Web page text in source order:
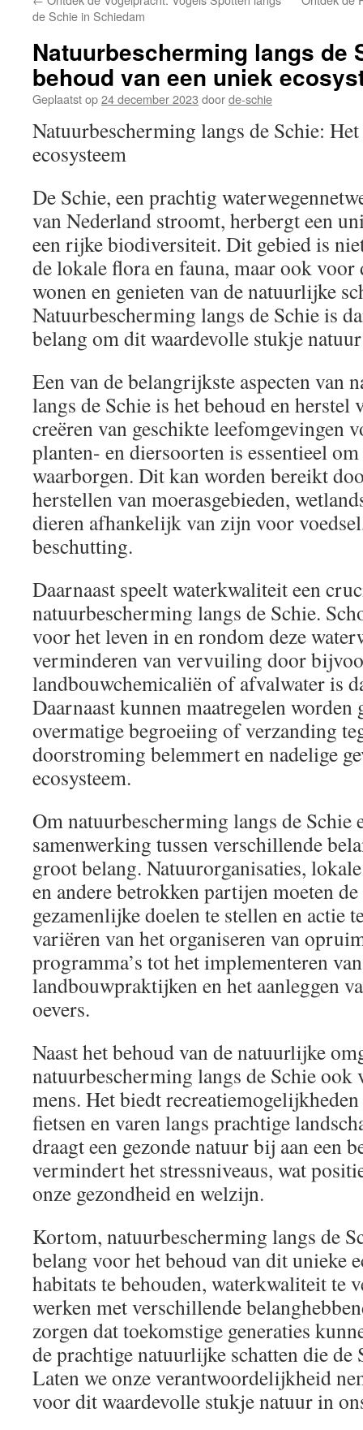
inhoud
de Schie in Schiedam
Natuurbescherming langs de
behoud van een uniek
Geplaatst op24 december 2023 doorde-schie
Natuurbescherming langs de Schie:
ecosysteem
De Schie, een prachtig
van Nederland stroomt, herbergt een
een rijke biodiversiteit. Dit gebied is
de lokale flora en fauna, maar ook voor
wonen en genieten van de natuurlijke
Natuurbescherming langs de Schie is
belang om dit waardevolle stukje
Een van de belangrijkste aspecten van
langs de Schie is het behoud en herstel
creëren van geschikte leefomgevingen
planten- en diersoorten is essentieel
waarborgen. Dit kan worden bereikt
herstellen van moerasgebieden,
dieren afhankelijk van zijn voor
beschutting.
Daarnaast speelt waterkwaliteit een
natuurbescherming langs de Schie.
voor het leven in en rondom deze
verminderen van vervuiling door
landbouwchemicaliën of afvalwater is
Daarnaast kunnen maatregelen worden
overmatige begroeiing of verzanding
doorstroming belemmert en nadelige
ecosysteem.
Om natuurbescherming langs de Schie
samenwerking tussen verschillende
groot belang. Natuurorganisaties,
en andere betrokken partijen moeten
gezamenlijke doelen te stellen en actie
variëren van het organiseren van
programma’s tot het implementeren
landbouwpraktijken en het aanleggen
oevers.
Naast het behoud van de natuurlijke
natuurbescherming langs de Schie ook
mens. Het biedt
fietsen en varen langs prachtige
draagt een gezonde natuur bij aan een
vermindert het stressniveaus, wat
onze gezondheid en welzijn.
Kortom, natuurbescherming langs de
belang voor het behoud van dit unieke
habitats te behouden, waterkwaliteit te
werken met verschillende
zorgen dat toekomstige generaties
de prachtige natuurlijke schatten die de
Laten we onze verantwoordelijkheid
voor dit waardevolle stukje natuur in